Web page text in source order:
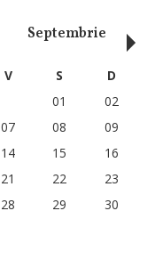
Septembrie
V S
D
01
02
07 08
09
14 15
16
21 22
23
28 29
30